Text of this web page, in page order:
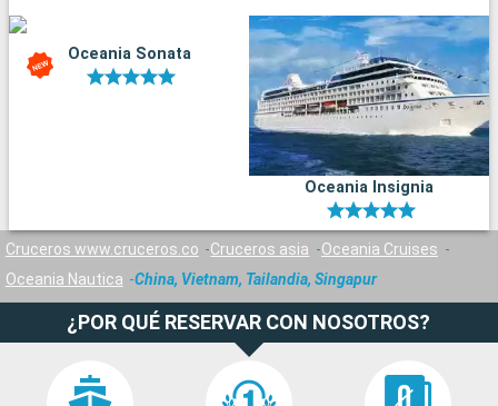
Oceania Sonata
Oceania Insignia
Cruceros www.cruceros.co Cruceros asia
Oceania Cruises
Oceania Nautica
China, Vietnam, Tailandia, Singapur
¿POR QUÉ RESERVAR CON NOSOTROS?